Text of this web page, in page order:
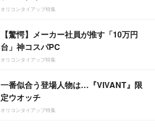
オリコンタイアップ特集
【驚愕】メーカー社員が推す「10万円
台」神コスパPC
オリコンタイアップ特集
一番似合う登場人物は…『VIVANT』限
定ウオッチ
オリコンタイアップ特集